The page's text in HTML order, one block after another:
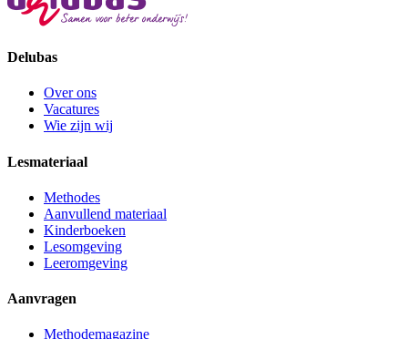
Delubas
Over ons
Vacatures
Wie zijn wij
Lesmateriaal
Methodes
Aanvullend materiaal
Kinderboeken
Lesomgeving
Leeromgeving
Aanvragen
Methodemagazine